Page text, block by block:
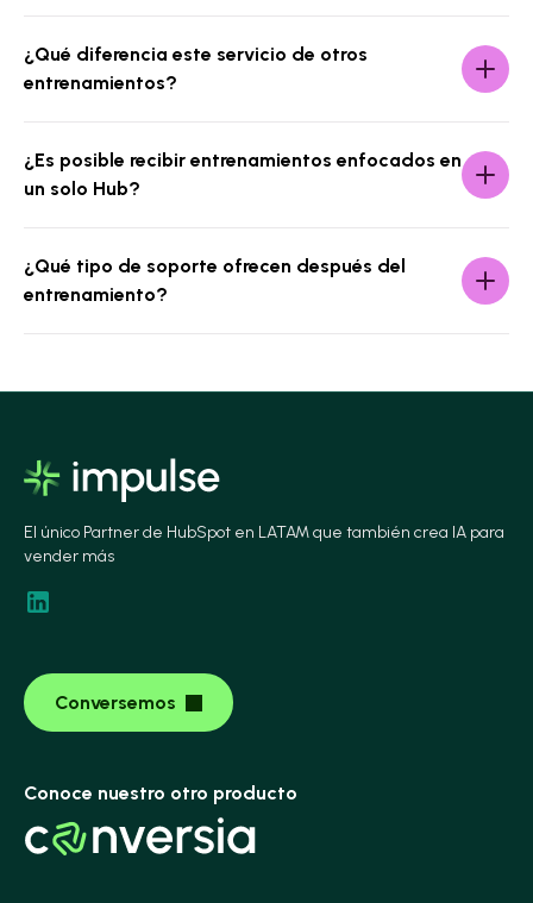
¿Qué diferencia este servicio de otros
entrenamientos?
¿Es posible recibir entrenamientos enfocados en
un solo Hub?
¿Qué tipo de soporte ofrecen después del
entrenamiento?
El único Partner de HubSpot en LATAM que también crea IA para
vender más
Conversemos
Conoce nuestro otro producto